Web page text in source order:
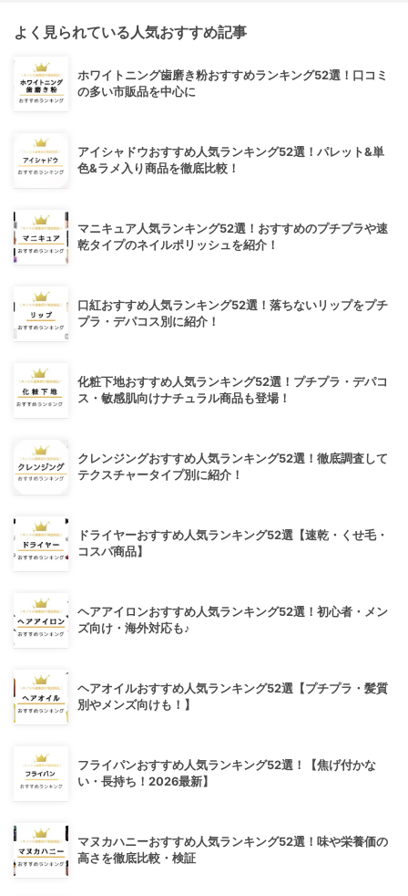
よく見られている人気おすすめ記事
ホワイトニング歯磨き粉おすすめランキング52選！口コミ
の多い市販品を中心に
アイシャドウおすすめ人気ランキング52選！パレット&単
色&ラメ入り商品を徹底比較！
マニキュア人気ランキング52選！おすすめのプチプラや速
乾タイプのネイルポリッシュを紹介！
口紅おすすめ人気ランキング52選！落ちないリップをプチ
プラ・デパコス別に紹介！
化粧下地おすすめ人気ランキング52選！プチプラ・デパコ
ス・敏感肌向けナチュラル商品も登場！
クレンジングおすすめ人気ランキング52選！徹底調査して
テクスチャータイプ別に紹介！
ドライヤーおすすめ人気ランキング52選【速乾・くせ毛・
コスパ商品】
ヘアアイロンおすすめ人気ランキング52選！初心者・メン
ズ向け・海外対応も♪
ヘアオイルおすすめ人気ランキング52選【プチプラ・髪質
別やメンズ向けも！】
フライパンおすすめ人気ランキング52選！【焦げ付かな
い・長持ち！2026最新】
マヌカハニーおすすめ人気ランキング52選！味や栄養価の
高さを徹底比較・検証